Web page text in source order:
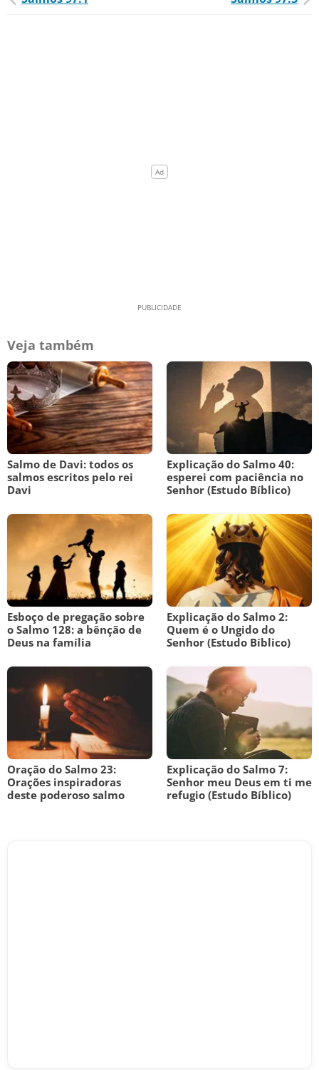
Veja também
Salmo de Davi: todos os
salmos escritos pelo rei
Davi
Explicação do Salmo 40:
esperei com paciência no
Senhor (Estudo Bíblico)
Esboço de pregação sobre
o Salmo 128: a bênção de
Deus na família
Explicação do Salmo 2:
Quem é o Ungido do
Senhor (Estudo Bíblico)
Oração do Salmo 23:
Orações inspiradoras
deste poderoso salmo
Explicação do Salmo 7:
Senhor meu Deus em ti me
refugio (Estudo Bíblico)